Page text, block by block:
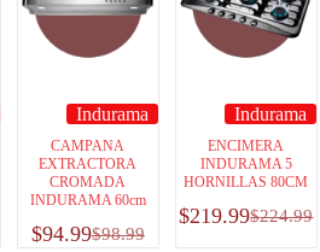
Indurama
CAMPANA
EXTRACTORA
CROMADA
INDURAMA 60cm
$98.99
$94.99
Indurama
ENCIMERA
INDURAMA 5
HORNILLAS 80CM
$224.99
$219.99